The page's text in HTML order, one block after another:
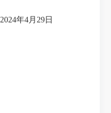
年4月29日